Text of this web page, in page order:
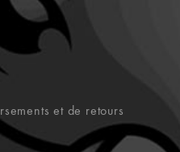
et de retours